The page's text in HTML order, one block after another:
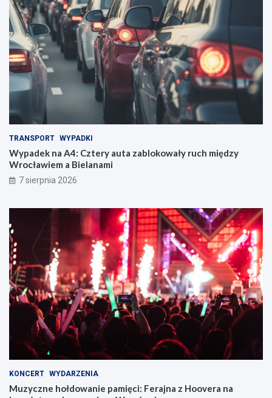
TRANSPORT WYPADKI
Wypadek na A4: Cztery auta zablokowały ruch między
Wrocławiem a Bielanami
7 sierpnia 2026
KONCERT WYDARZENIA
Muzyczne hołdowanie pamięci: Ferajna z Hoovera na